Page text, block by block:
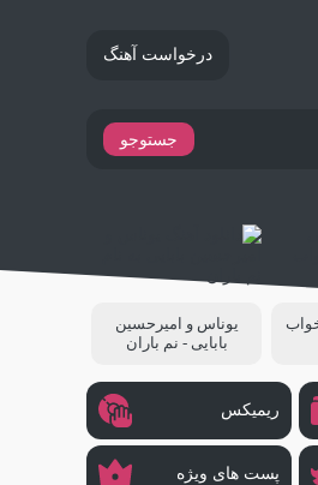
درخواست آهنگ
جستوجو
یوناس و امیرحسین
بابایی - نم باران
ریمیکس
پست های ویژه